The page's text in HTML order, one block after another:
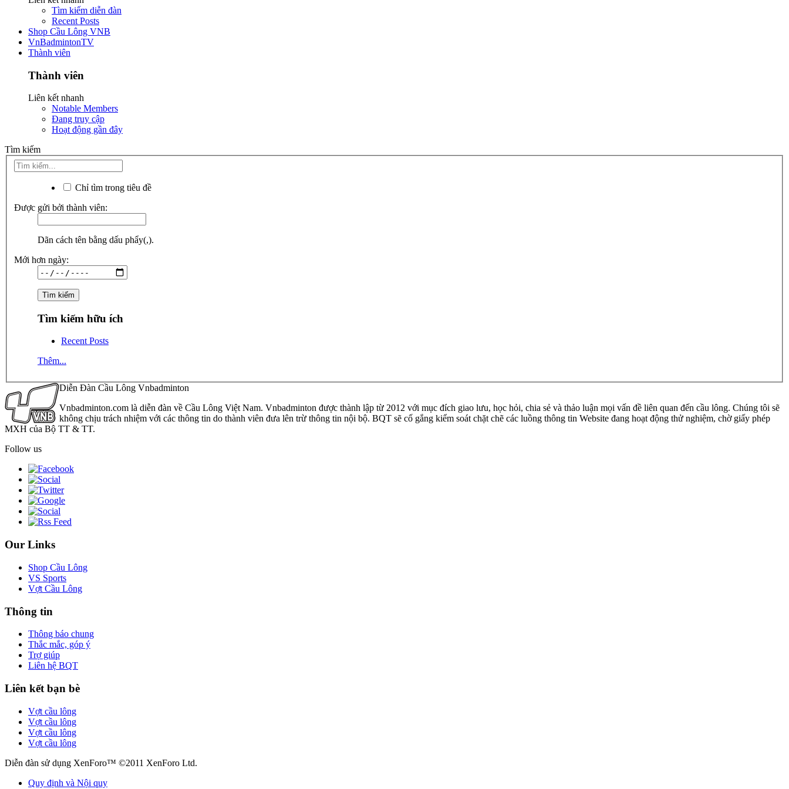
Tìm kiếm diễn đàn
Recent Posts
Shop Cầu Lông VNB
VnBadmintonTV
Thành viên
Thành viên
Liên kết nhanh
Notable Members
Đang truy cập
Hoạt động gần đây
Tìm kiếm
Chỉ tìm trong tiêu đề
Được gửi bởi thành viên:
Dãn cách tên bằng dấu phẩy(,).
Mới hơn ngày:
Tìm kiếm hữu ích
Recent Posts
Thêm...
Diễn Đàn Cầu Lông Vnbadminton
Vnbadminton.com là diễn đàn về Cầu Lông Việt Nam. Vnbadminton được thành lập từ 2012 với mục đích giao lưu, học hỏi, chia sẻ và thảo luận mọi vấn đề liên quan đến cầu lông. Chúng tôi sẽ
không chịu trách nhiệm với các thông tin do thành viên đưa lên trừ thông tin nội bộ. BQT sẽ cố gắng kiểm soát chặt chẽ các luồng thông tin Website đang hoạt động thử nghiệm, chờ giấy phép
MXH của Bộ TT & TT.
Follow us
Our Links
Shop Cầu Lông
VS Sports
Vợt Cầu Lông
Thông tin
Thông báo chung
Thắc mắc, góp ý
Trợ giúp
Liên hệ BQT
Liên kết bạn bè
Vợt cầu lông
Vợt cầu lông
Vợt cầu lông
Vợt cầu lông
Diễn đàn sử dụng XenForo™ ©2011 XenForo Ltd.
Quy định và Nội quy